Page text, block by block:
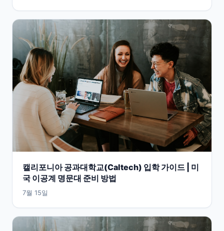
캘리포니아 공과대학교(Caltech) 입학 가이드 | 미
국 이공계 명문대 준비 방법
7월 15일